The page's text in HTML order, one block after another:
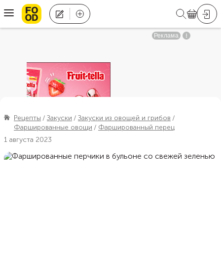
Рецепты Закуски
Закуски из овощей и грибов
Фаршированные овощи
Фаршированный перец
1 августа 2023